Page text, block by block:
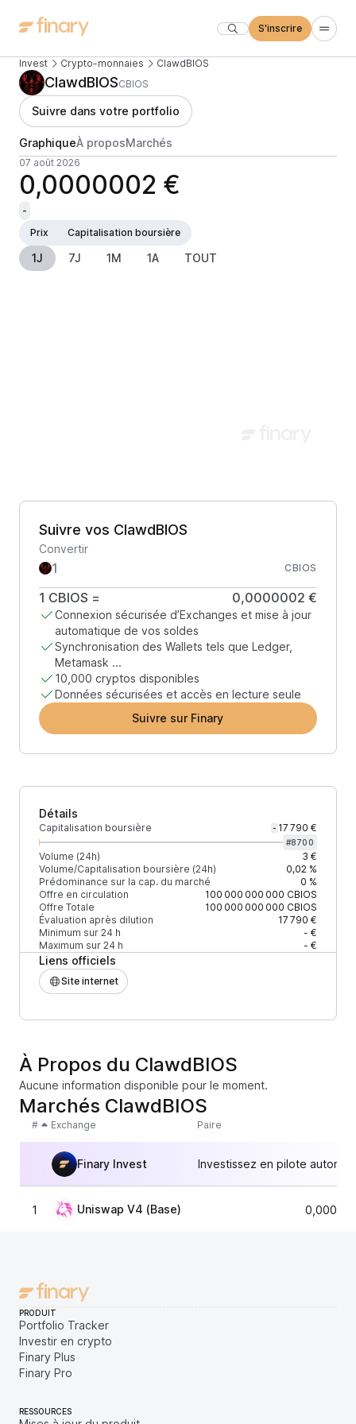
S'inscrire
Invest Crypto-monnaies ClawdBIOS
ClawdBIOSCBIOS
Suivre dans votre portfolio
GraphiqueÀ proposMarchés
07 août 2026
0,0000002 €
-
Prix
Capitalisation boursière
1J 7J 1M 1A TOUT
Suivre vos ClawdBIOS
Convertir
CBIOS
1 CBIOS = 0,0000002 €
Connexion sécurisée d’Exchanges et mise à jour
automatique de vos soldes
Synchronisation des Wallets tels que Ledger,
Metamask ...
10,000 cryptos disponibles
Données sécurisées et accès en lecture seule
Suivre sur Finary
Détails
Capitalisation boursière - 17 790 €
#8700
Volume (24h)
3 €
Volume/Capitalisation boursière (24h)
0,02 %
Prédominance sur la cap. du marché
0 %
Offre en circulation
100 000 000 000 CBIOS
Offre Totale
100 000 000 000 CBIOS
Évaluation après dilution
17 790 €
Minimum sur 24 h
- €
Maximum sur 24 h
- €
Liens officiels
Site internet
À Propos du ClawdBIOS
Aucune information disponible pour le moment.
Marchés ClawdBIOS
# Exchange Paire
Finary Invest Investissez en pilote
1 Uniswap V4 (Base)
PRODUIT
Portfolio Tracker
Investir en crypto
Finary Plus
Finary Pro
RESSOURCES